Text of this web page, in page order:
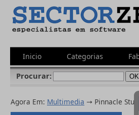
Inicio Categorias
Procurar:
Agora Em: Multimedia → Pinnacle